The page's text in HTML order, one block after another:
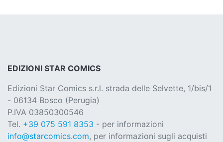
EDIZIONI STAR COMICS
Edizioni Star Comics s.r.l. strada delle Selvette, 1/bis/1
- 06134 Bosco (Perugia)
P.IVA 03850300546
Tel. +39 075 591 8353 - per informazioni
info@starcomics.com, per informazioni sugli acquisti